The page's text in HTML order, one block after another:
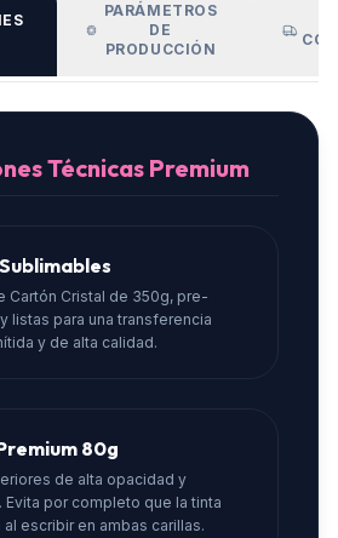
PARÁMETROS
DE
PRODUCCIÓN
Técnicas Premium
Cartón Cristal de 350g, pre-
listas para una transferencia
y de alta calidad.
80g
de alta opacidad y
Evita por completo que la tinta
escribir en ambas carillas.